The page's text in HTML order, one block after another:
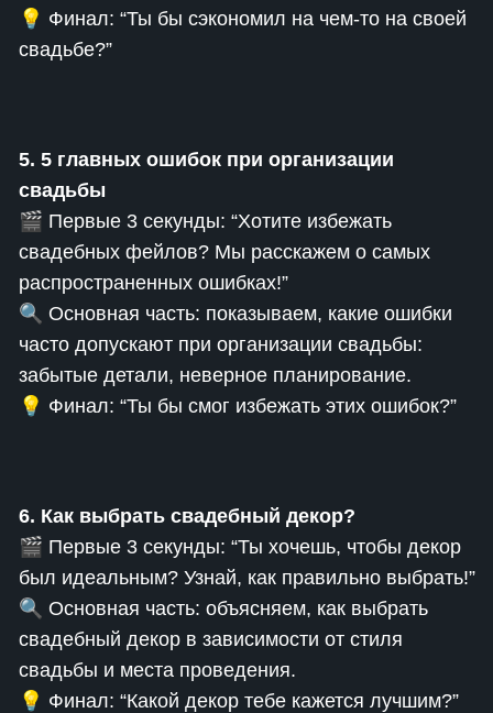
💡 Финал: “Ты бы сэкономил на чем-то на своей
свадьбе?”
5. 5 главных ошибок при организации
свадьбы
🎬 Первые 3 секунды: “Хотите избежать
свадебных фейлов? Мы расскажем о самых
распространенных ошибках!”
🔍 Основная часть: показываем, какие ошибки
часто допускают при организации свадьбы:
забытые детали, неверное планирование.
💡 Финал: “Ты бы смог избежать этих ошибок?”
6. Как выбрать свадебный декор?
🎬 Первые 3 секунды: “Ты хочешь, чтобы декор
был идеальным? Узнай, как правильно выбрать!”
🔍 Основная часть: объясняем, как выбрать
свадебный декор в зависимости от стиля
свадьбы и места проведения.
💡 Финал: “Какой декор тебе кажется лучшим?”